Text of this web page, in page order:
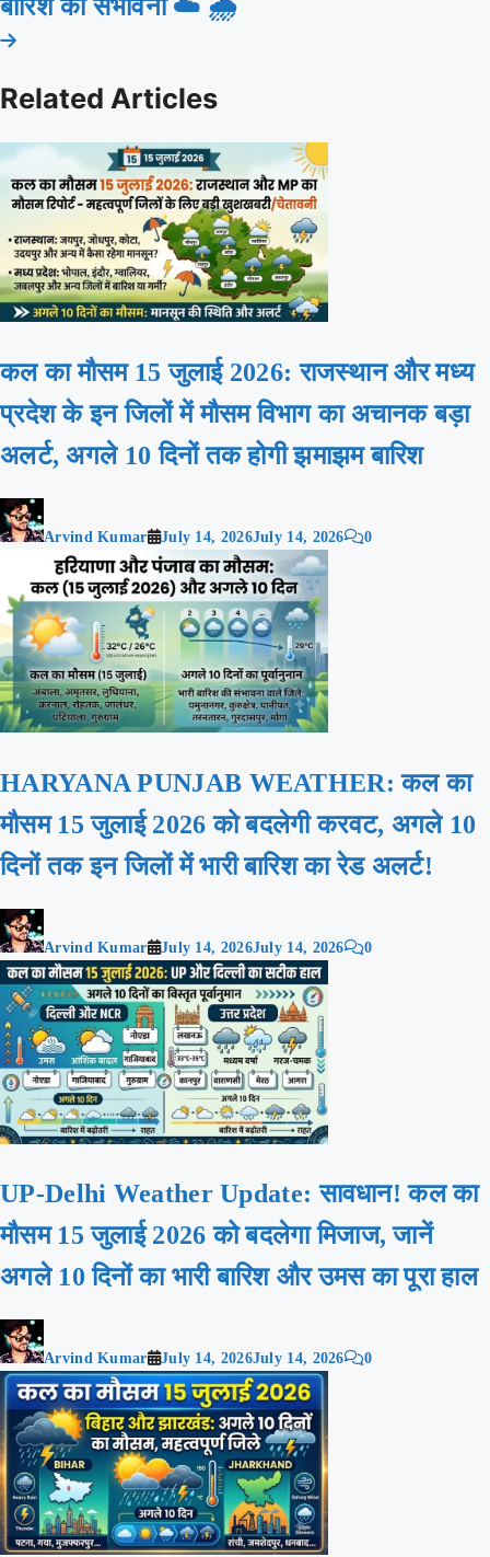
बारिश की संभावना ☁️ 🌧️
Related Articles
कल का मौसम 15 जुलाई 2026: राजस्थान और मध्य
प्रदेश के इन जिलों में मौसम विभाग का अचानक बड़ा
अलर्ट, अगले 10 दिनों तक होगी झमाझम बारिश
Arvind Kumar July 14, 2026July 14, 2026 0
HARYANA PUNJAB WEATHER: कल का
मौसम 15 जुलाई 2026 को बदलेगी करवट, अगले 10
दिनों तक इन जिलों में भारी बारिश का रेड अलर्ट!
Arvind Kumar July 14, 2026July 14, 2026 0
UP-Delhi Weather Update: सावधान! कल का
मौसम 15 जुलाई 2026 को बदलेगा मिजाज, जानें
अगले 10 दिनों का भारी बारिश और उमस का पूरा हाल
Arvind Kumar July 14, 2026July 14, 2026 0